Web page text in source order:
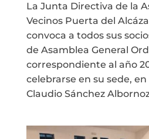
La Junta Directiva de la
Vecinos Puerta del
convoca a todos sus
de Asamblea General
correspondiente al año
celebrarse en su sede, en
Claudio Sánchez